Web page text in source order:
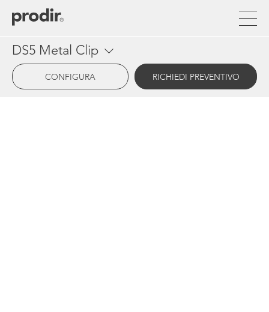
contenuto
DS5 Metal Clip
CONFIGURA RICHIEDI PREVENTIVO